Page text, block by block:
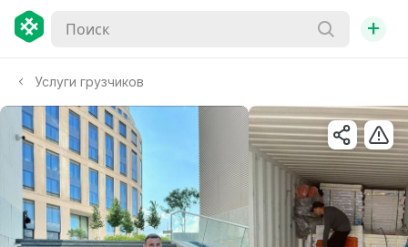
+
Услуги грузчиков